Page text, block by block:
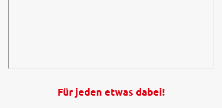
Für jeden etwas dabei!